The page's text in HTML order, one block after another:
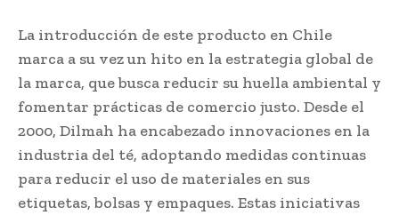
La introducción de este producto en Chile
marca a su vez un hito en la estrategia global de
la marca, que busca reducir su huella ambiental y
fomentar prácticas de comercio justo. Desde el
2000, Dilmah ha encabezado innovaciones en la
industria del té, adoptando medidas continuas
para reducir el uso de materiales en sus
etiquetas, bolsas y empaques. Estas iniciativas